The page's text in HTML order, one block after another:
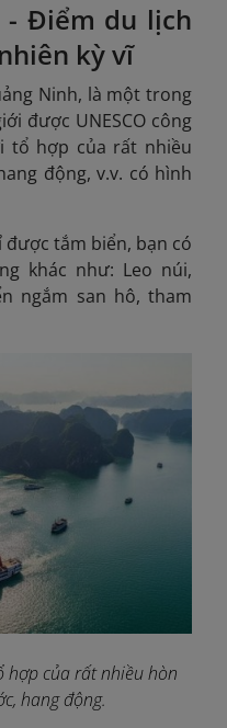
- Điểm du lịch
kỳ vĩ
Ninh, là một trong
được UNESCO công
tổ hợp của rất nhiều
động, v.v. có hình
tắm biển, bạn có
khác như: Leo núi,
ngắm san hô, tham
hợp của rất nhiều hòn
hang động.